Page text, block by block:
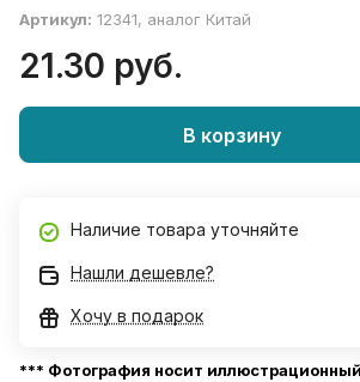
Артикул: 12341, аналог Китай
21.30 руб.
В корзину
Наличие товара уточняйте
Нашли дешевле?
Хочу в подарок
*** Фотография носит